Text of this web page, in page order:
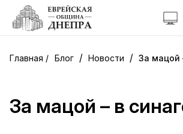
Блог / Новости / За мацой
За мацой – в